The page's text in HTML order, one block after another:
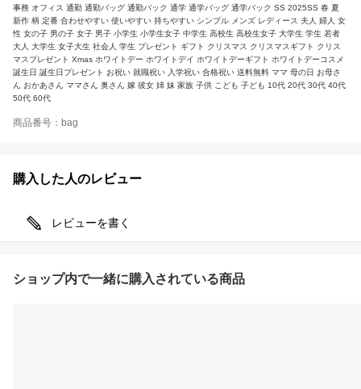
事務 オフィス 通勤 通勤バッグ 通勤バック 通学 通学バッグ 通学バック SS 2025SS 春 夏
新作 柄 定番 合わせやすい 使いやすい 持ちやすい シンプル メンズ レディース 夫人 婦人 女
性 女の子 男の子 女子 男子 小学生 小学生女子 中学生 高校生 高校生女子 大学生 学生 若者
大人 大学生 女子大生 社会人 学生 プレゼント ギフト クリスマス クリスマスギフト クリス
マスプレゼント Xmas ホワイトデー ホワイトデイ ホワイトデーギフト ホワイトデーコスメ
誕生日 誕生日プレゼント お祝い 就職祝い 入学祝い 合格祝い 送料無料 ママ 母の日 お母さ
ん おかあさん ママさん 奥さん 嫁 彼女 姉 妹 家族 子供 こども 子ども 10代 20代 30代 40代
50代 60代
商品番号：bag
購入した人のレビュー
レビューを書く
ショップ内で一緒に購入されている商品